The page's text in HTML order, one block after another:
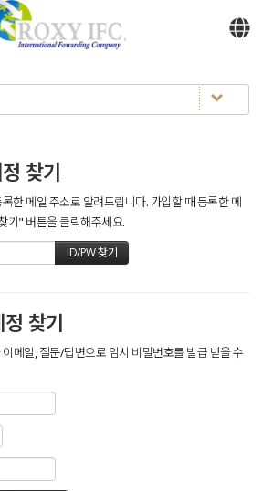
메뉴 건너뛰기
찾기
한 메일 주소로 알려드립니다. 가입할 때 등록한 메
기" 버튼을 클릭해주세요.
찾기
메일, 질문/답변으로 임시 비밀번호를 발급 받을 수